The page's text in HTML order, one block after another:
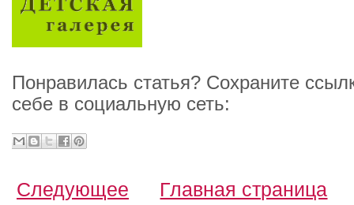
Понравилась статья? Сохраните
себе в социальную сеть:
Следующее Главная страница